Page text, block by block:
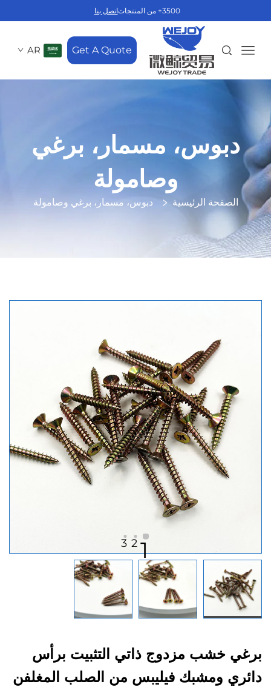
3500+ من المنتجات اتصل بنا
Get A Quote
AR
دبوس، مسمار، برغي
وصامولة
الصفحة الرئيسية دبوس، مسمار، برغي وصامولة
1
2
3
برغي خشب مزدوج ذاتي التثبيت برأس
دائري ومشبك فيليبس من الصلب المغلفن